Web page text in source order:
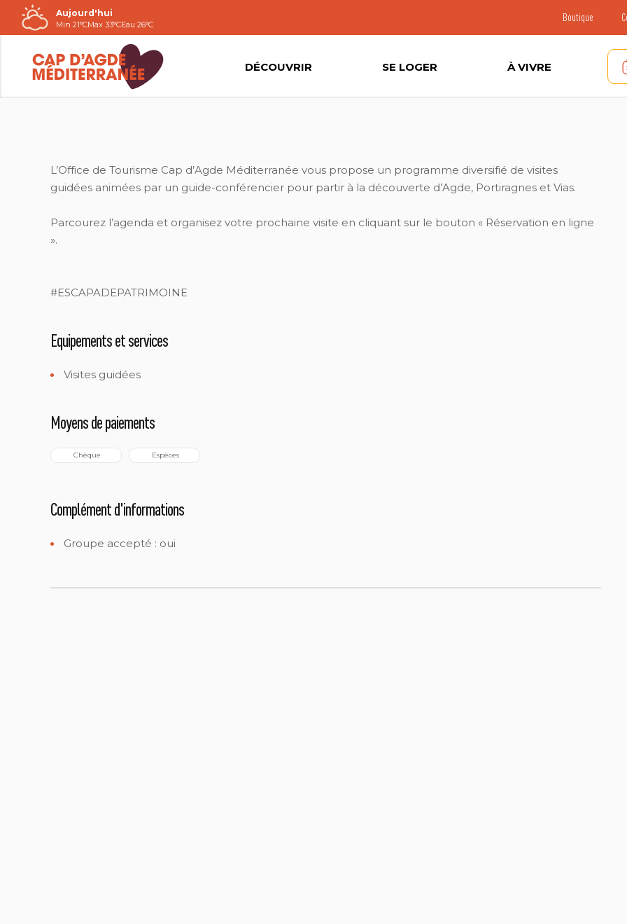
Passer
au
contenu
Aujourd'hui
Min 21°CMax 33°CEau 26°C
Boutique
DÉCOUVRIR SE LOGER À VIVRE
L’Office de Tourisme Cap d’Agde Méditerranée vous propose un programme diversifié de visites
guidées animées par un guide-conférencier pour partir à la découverte d’Agde, Portiragnes et Vias.
Parcourez l’agenda et organisez votre prochaine visite en cliquant sur le bouton « Réservation en ligne
».
#ESCAPADEPATRIMOINE
Equipements et services
Visites guidées
Moyens de paiements
Chèque Espèces
Complément d'informations
Groupe accepté : oui